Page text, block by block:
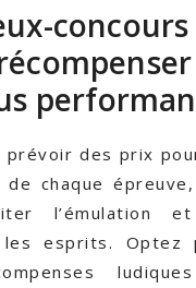
concours
prévoir des prix
de chaque
l’émulation
les esprits. Optez